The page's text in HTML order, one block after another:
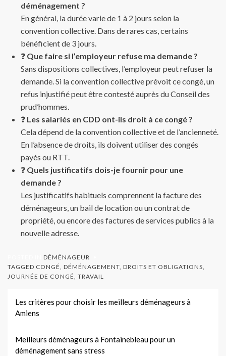
déménagement ?
En général, la durée varie de 1 à 2 jours selon la
convention collective. Dans de rares cas, certains
bénéficient de 3 jours.
❓ Que faire si l’employeur refuse ma demande ?
Sans dispositions collectives, l’employeur peut refuser la
demande. Si la convention collective prévoit ce congé, un
refus injustifié peut être contesté auprès du Conseil des
prud’hommes.
❓ Les salariés en CDD ont-ils droit à ce congé ?
Cela dépend de la convention collective et de l’ancienneté.
En l’absence de droits, ils doivent utiliser des congés
payés ou RTT.
❓ Quels justificatifs dois-je fournir pour une
demande ?
Les justificatifs habituels comprennent la facture des
déménageurs, un bail de location ou un contrat de
propriété, ou encore des factures de services publics à la
nouvelle adresse.
DÉMÉNAGEUR
TAGGED CONGÉ, DÉMÉNAGEMENT, DROITS ET OBLIGATIONS,
JOURNÉE DE CONGÉ, TRAVAIL
Navigation
de
l’article
Les critères pour choisir les meilleurs déménageurs à
Amiens
Meilleurs déménageurs à Fontainebleau pour un
déménagement sans stress